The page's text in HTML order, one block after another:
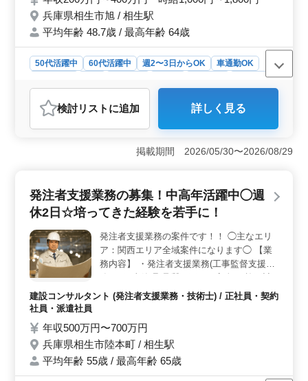
様のご応募お待ちしております！
兵庫県相生市旭 / 相生駅
平均年齢 48.7歳 / 最高年齢 64歳
50代活躍中 60代活躍中 週2〜3日からOK
車通勤OK
派遣社員
介護福祉士・介護スタッフ
おすすめポイント
＜給与・福利厚生＞ 当施設では経験や資格に応じて年
収200万円から400万円までの幅広い給与体系を設けてい
ます。交通費は実費支給され、福利厚生も充実してお
日勤務可能な方を特に歓迎しています。車通勤も可能で
柔軟なシフト制度があり、皆さまのライフスタイルに合
リアを築きたい方のご応募をお待ちしています。 ＜
業務内容＞ 介助業務、レクリエーション、リハビリテ
ーションサポート、書類作成、サービス利用者の家族と
の相談など多岐にわたる業務をお願いします。特にベテ
ランの方々の経験や知識を活かしていただける環境です
ので大歓迎します。
検討リスト に追加 詳しく見る
掲載期間 2026/05/30〜2026/08/29
発注者支援業務の募集！中高年活躍中◯週
休2日☆培ってきた経験を若手に！
発注者支援業務の案件です！！ ◯主なエリ
ア：関西エリア全域案件になります◯ 【業
務内容】 ・発注者支援業務(工事監督支援業
画、積算、設計変更 ・現場での打ち合わ
す◯ ・50代、60代経験者 ・1級土木施工管
理技士有資格者 ◎条件面優遇資格◎ ・技術
士(種類不問) ・RCCM(種類不問)
建設コンサルタント (発注者支援業務・技術士) / 正社員・契約
社員・派遣社員
年収500万円〜700万円
兵庫県相生市陸本町 / 相生駅
平均年齢 55歳 / 最高年齢 65歳